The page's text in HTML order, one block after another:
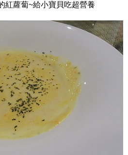
紅蘿蔔~給小寶貝吃超營養